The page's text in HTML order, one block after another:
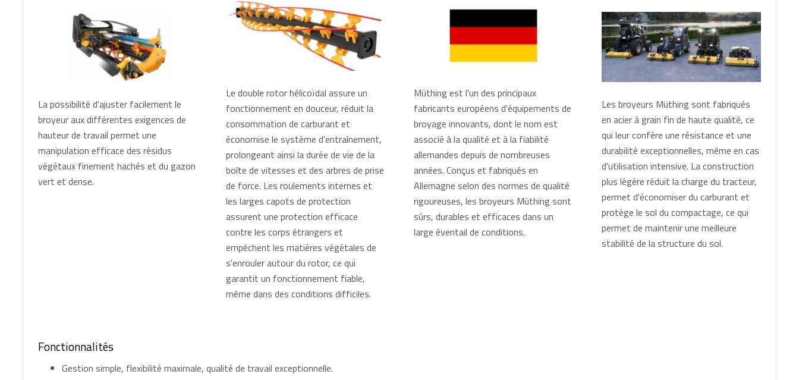
La possibilité d'ajuster facilement le
broyeur aux différentes exigences de
hauteur de travail permet une
manipulation efficace des résidus
végétaux finement hachés et du gazon
vert et dense.
Le double rotor hélicoïdal assure un
fonctionnement en douceur, réduit la
consommation de carburant et
économise le système d'entraînement,
prolongeant ainsi la durée de vie de la
boîte de vitesses et des arbres de prise
de force. Les roulements internes et
les larges capots de protection
assurent une protection efficace
contre les corps étrangers et
empêchent les matières végétales de
s'enrouler autour du rotor, ce qui
garantit un fonctionnement fiable,
même dans des conditions difficiles.
Müthing est l'un des principaux
fabricants européens d'équipements de
broyage innovants, dont le nom est
associé à la qualité et à la fiabilité
allemandes depuis de nombreuses
années. Conçus et fabriqués en
Allemagne selon des normes de qualité
rigoureuses, les broyeurs Müthing sont
sûrs, durables et efficaces dans un
large éventail de conditions.
Les broyeurs Müthing sont fabriqués
en acier à grain fin de haute qualité, ce
qui leur confère une résistance et une
durabilité exceptionnelles, même en cas
d'utilisation intensive. La construction
plus légère réduit la charge du tracteur,
permet d'économiser du carburant et
protège le sol du compactage, ce qui
permet de maintenir une meilleure
stabilité de la structure du sol.
Fonctionnalités
Gestion simple, flexibilité maximale, qualité de travail exceptionnelle.